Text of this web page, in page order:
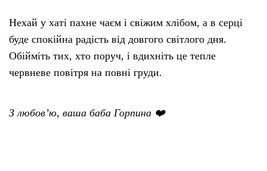
Нехай у хаті пахне чаєм і свіжим хлібом, а в серці
буде спокійна радість від довгого світлого дня.
Обійміть тих, хто поруч, і вдихніть це тепле
червневе повітря на повні груди.
З любов’ю, ваша баба Горпина ❤️